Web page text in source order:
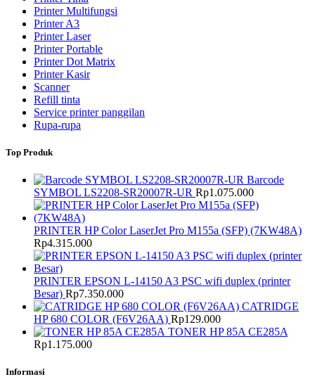
Printer Multifungsi
Printer A3
Printer Laser
Printer Portable
Printer Dot Matrix
Printer Kasir
Scanner
Refill tinta
Service printer panggilan
Rupa-rupa
Top Produk
Barcode
SYMBOL LS2208-SR20007R-UR Rp1.075.000
PRINTER HP Color LaserJet Pro M155a (SFP) (7KW48A)
Rp4.315.000
PRINTER EPSON L-14150 A3 PSC wifi duplex (printer
Besar) Rp7.350.000
CATRIDGE
HP 680 COLOR (F6V26AA) Rp129.000
TONER HP 85A CE285A
Rp1.175.000
Informasi